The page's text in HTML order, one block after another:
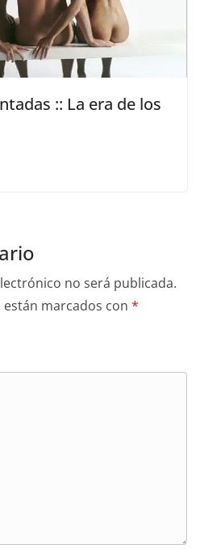
:: La era de los
no será publicada.
marcados con *